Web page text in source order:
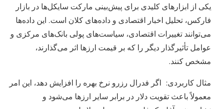
یکی از ابزارهای کلیدی برای پیش‌بینی مارکت سایکل‌ها در بازار
فارکس، تحلیل اخبار اقتصادی و داده‌های کلان است. این داده‌ها
می‌توانند تغییرات اقتصادی، سیاست‌های پولی بانک‌های مرکزی و
عوامل تأثیرگذار دیگر را که بر قیمت ارزها اثر می‌گذارند،
مشخص کنند.
مثال کاربردی: اگر فدرال رزرو نرخ بهره را افزایش دهد، این امر
معمولاً باعث تقویت دلار در برابر سایر ارزها می‌شود و